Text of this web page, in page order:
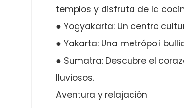
templos y disfruta de la
● Yogyakarta: Un centro
● Yakarta: Una metrópoli
● Sumatra: Descubre el
lluviosos.
Aventura y relajación